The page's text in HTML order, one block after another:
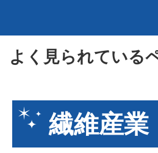
よく見られている
繊維産業